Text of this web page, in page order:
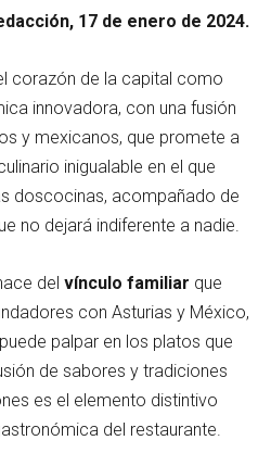
17 de enero de 2024.
corazón de la capital como
innovadora, con una fusión
y mexicanos, que promete a
inigualable en el que
doscocinas, acompañado de
no dejará indiferente a nadie.
del vínculo familiar que
con Asturias y México,
palpar en los platos que
de sabores y tradiciones
es el elemento distintivo
del restaurante.